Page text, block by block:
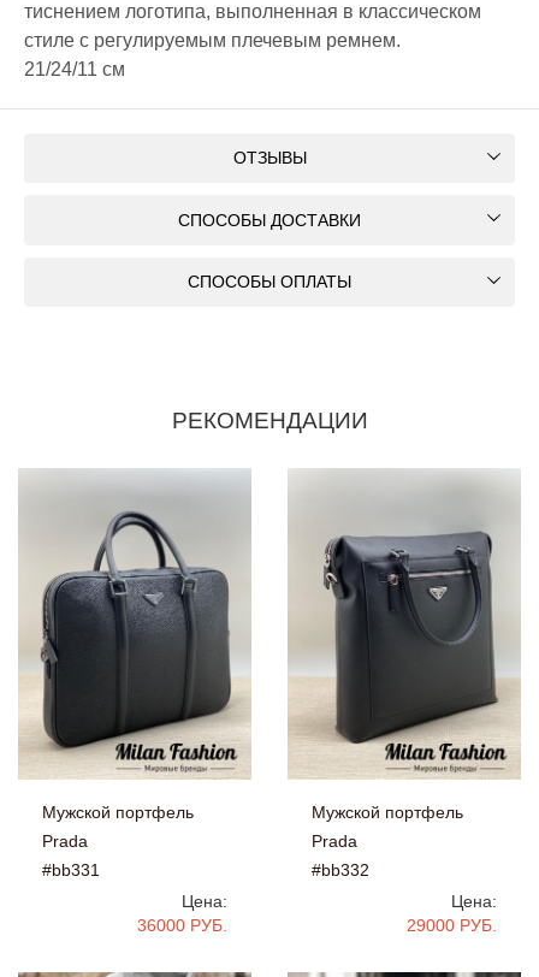
тиснением логотипа, выполненная в классическом
стиле с регулируемым плечевым ремнем.
21/24/11 см
ОТЗЫВЫ
СПОСОБЫ ДОСТАВКИ
СПОСОБЫ ОПЛАТЫ
РЕКОМЕНДАЦИИ
Мужской портфель
Prada
#bb331
Цена:
36000 РУБ.
Мужской портфель
Prada
#bb332
Цена:
29000 РУБ.